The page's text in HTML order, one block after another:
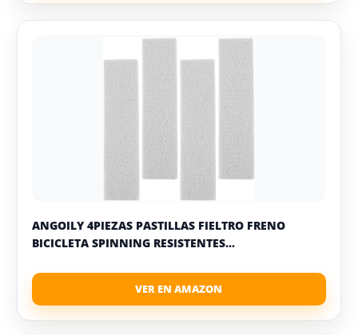
ANGOILY 4PIEZAS PASTILLAS FIELTRO FRENO
BICICLETA SPINNING RESISTENTES...